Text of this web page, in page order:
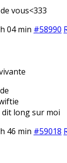
vous<333
04 min #58990
dit long sur moi
46 min #59018